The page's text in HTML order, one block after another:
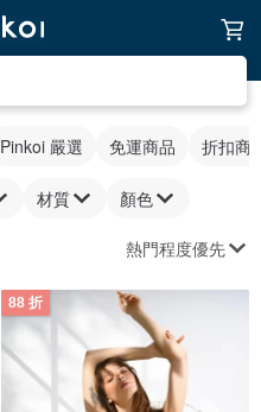
Pinkoi 嚴選 免運商品 折扣商
材質 顏色
熱門程度優先
88 折